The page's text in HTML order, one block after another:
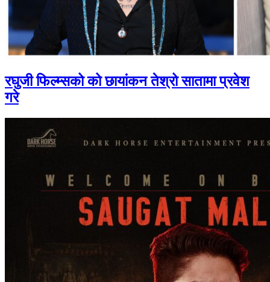
रघुजी फिल्म्सको को छायांकन तेश्रो सातामा प्रवेश
गरे